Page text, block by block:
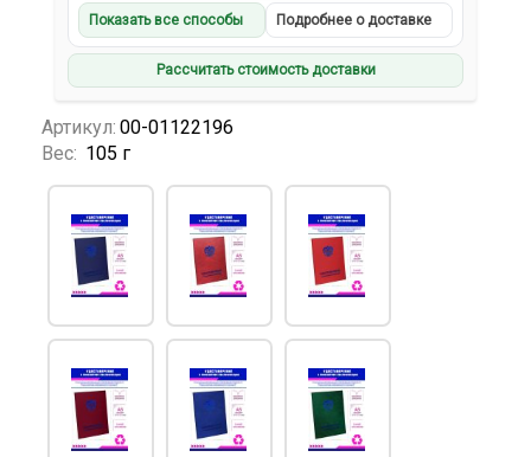
Показать все способы Подробнее о доставке
Рассчитать стоимость доставки
Артикул: 00-01122196
Вес: 105 г